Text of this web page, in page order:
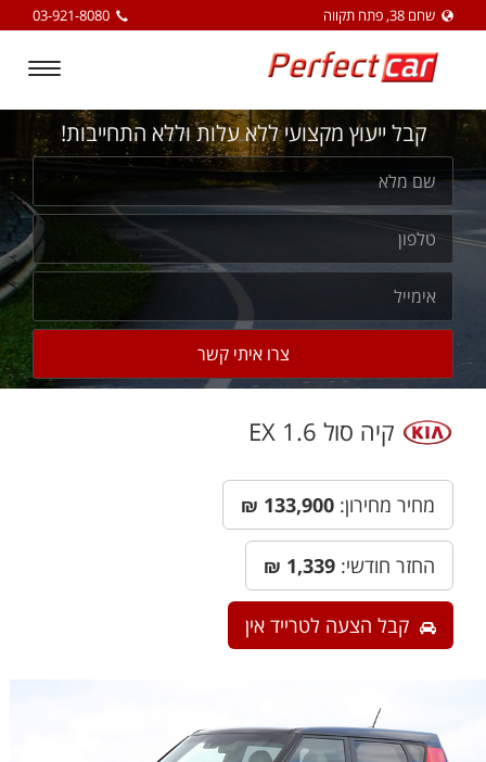
שחם 38, פתח תקווה 03-921-8080
Toggle
קבל ייעוץ מקצועי ללא עלות וללא התחייבות!
קיה סול 1.6 EX
מחיר מחירון: ₪
החזר חודשי: 1,339
₪
קבל הצעה לטרייד אין